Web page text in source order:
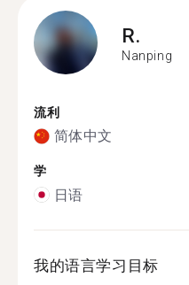
R.
Nanping
流利
简体中文
学
日语
我的语言学习目标